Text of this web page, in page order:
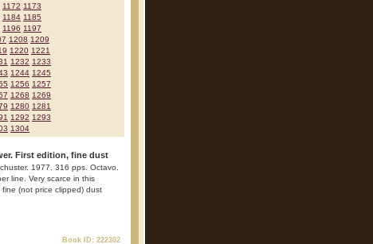
1172 1173
1184 1185
1196 1197
1208 1209
1220 1221
1232 1233
1244 1245
1256 1257
1268 1269
1280 1281
1292 1293
1304
First edition, fine dust
1977. 316 pps. Octavo.
line. Very scarce in this
(not price clipped) dust
Book ID: 222302